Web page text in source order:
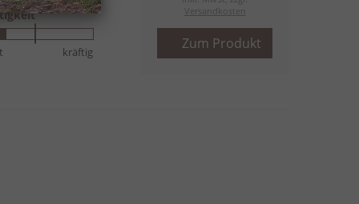
kräftig
Versandkosten
Zum Produkt